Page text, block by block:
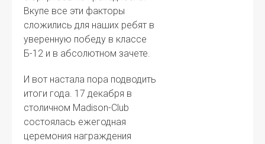
Вкупе все эти факторы
сложились для наших ребят в
уверенную победу в классе
Б-12 и в абсолютном зачете.
И вот настала пора подводить
итоги года. 17 декабря в
столичном Madison-Club
состоялась ежегодная
церемония награждения